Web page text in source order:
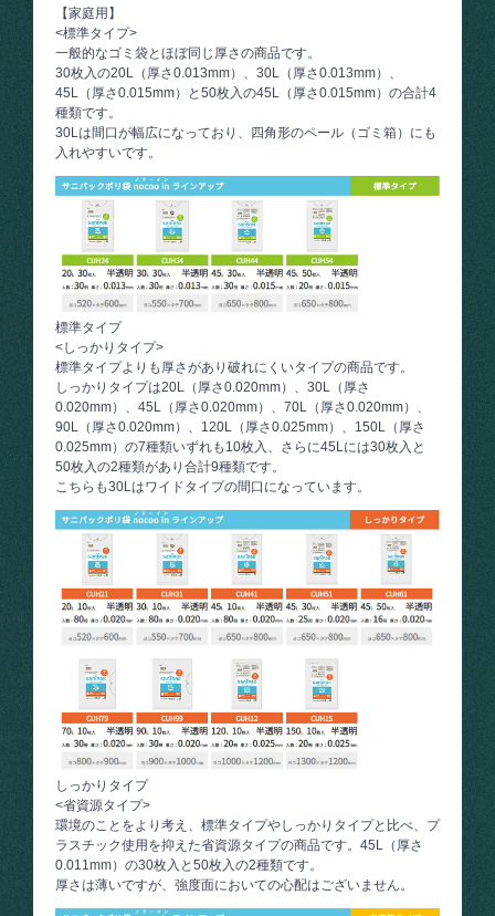
【家庭用】
<標準タイプ>
一般的なゴミ袋とほぼ同じ厚さの商品です。
30枚入の20L（厚さ0.013mm）、30L（厚さ0.013mm）、
45L（厚さ0.015mm）と50枚入の45L（厚さ0.015mm）の合計4
種類です。
30Lは間口が幅広になっており、四角形のペール（ゴミ箱）にも
入れやすいです。
標準タイプ
<しっかりタイプ>
標準タイプよりも厚さがあり破れにくいタイプの商品です。
しっかりタイプは20L（厚さ0.020mm）、30L（厚さ
0.020mm）、45L（厚さ0.020mm）、70L（厚さ0.020mm）、
90L（厚さ0.020mm）、120L（厚さ0.025mm）、150L（厚さ
0.025mm）の7種類いずれも10枚入、さらに45Lには30枚入と
50枚入の2種類があり合計9種類です。
こちらも30Lはワイドタイプの間口になっています。
しっかりタイプ
<省資源タイプ>
環境のことをより考え、標準タイプやしっかりタイプと比べ、プ
ラスチック使用を抑えた省資源タイプの商品です。45L（厚さ
0.011mm）の30枚入と50枚入の2種類です。
厚さは薄いですが、強度面においての心配はございません。